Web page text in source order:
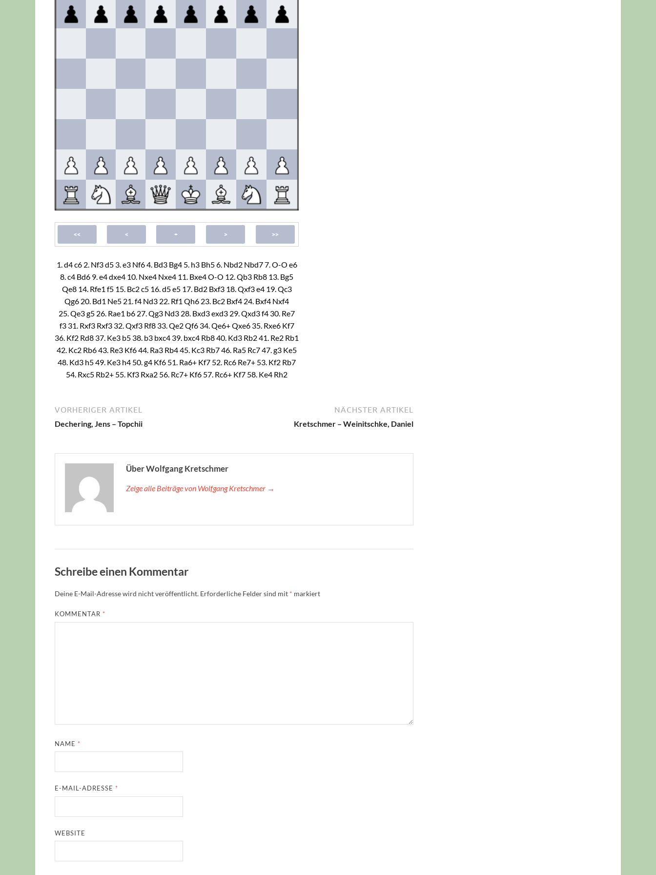
1. d4c6 2. Nf3d5 3. e3 Nf64. Bd3 Bg4 5. h3 Bh56. Nbd2 Nbd77. O-O e6
8. c4 Bd6 9. e4dxe4 10. Nxe4 Nxe4 11. Bxe4O-O 12. Qb3 Rb8 13. Bg5
Qe8 14. Rfe1 f5 15. Bc2c5 16. d5e5 17. Bd2 Bxf3 18. Qxf3e4 19. Qc3
Qg6 20. Bd1 Ne5 21. f4 Nd3 22. Rf1 Qh6 23. Bc2 Bxf4 24. Bxf4 Nxf4
25. Qe3g5 26. Rae1 b6 27. Qg3 Nd3 28. Bxd3exd3 29. Qxd3f4 30. Re7
f3 31. Rxf3 Rxf3 32. Qxf3 Rf8 33. Qe2Qf6 34. Qe6+Qxe6 35. Rxe6 Kf7
36. Kf2 Rd8 37. Ke3 b5 38. b3 bxc4 39. bxc4 Rb840. Kd3 Rb241. Re2 Rb1
42. Kc2 Rb643. Re3 Kf644. Ra3 Rb445. Kc3 Rb746. Ra5 Rc747. g3 Ke5
48. Kd3 h549. Ke3 h4 50. g4 Kf6 51. Ra6+ Kf7 52. Rc6 Re7+ 53. Kf2 Rb7
54. Rxc5 Rb2+ 55. Kf3 Rxa2 56. Rc7+ Kf6 57. Rc6+ Kf7 58. Ke4 Rh2
70.Kg7 Rf471.g6 Rg4 72.
VORHERIGER ARTIKEL
Dechering, Jens – Topchii
NÄCHSTER ARTIKEL
Kretschmer – Weinitschke, Daniel
Über Wolfgang Kretschmer
Zeige alle Beiträge von Wolfgang Kretschmer →
Schreibe einen Kommentar
Deine E-Mail-Adresse wird nicht veröffentlicht. Erforderliche Felder sind mit * markiert
KOMMENTAR *
NAME *
E-MAIL-ADRESSE *
WEBSITE